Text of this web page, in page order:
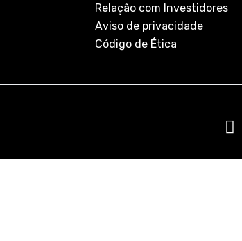
Relação com Investidores
Aviso de privacidade
Código de Ética